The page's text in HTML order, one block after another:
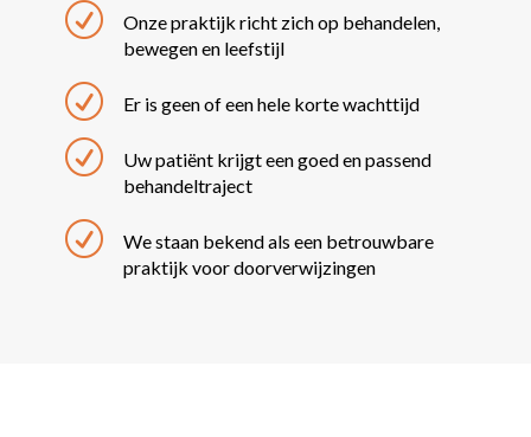
R
Onze praktijk richt zich op behandelen,
bewegen en leefstijl
R Er is geen of een hele korte wachttijd
R
Uw patiënt krijgt een goed en passend
behandeltraject
R
We staan bekend als een betrouwbare
praktijk voor doorverwijzingen